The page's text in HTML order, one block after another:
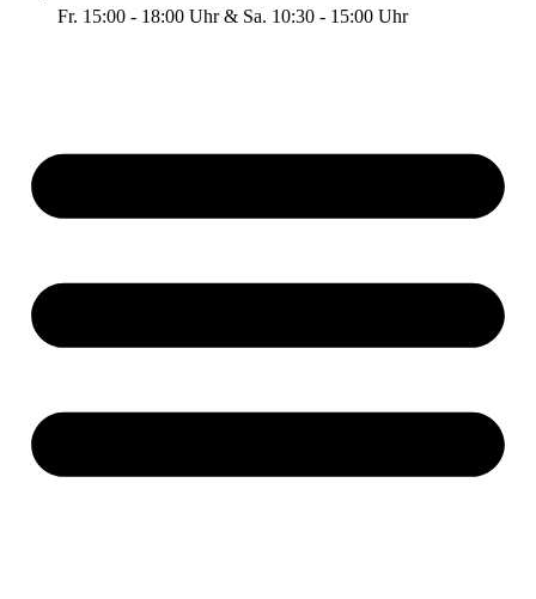
Fr. 15:00 - 18:00 Uhr & Sa. 10:30 - 15:00 Uhr